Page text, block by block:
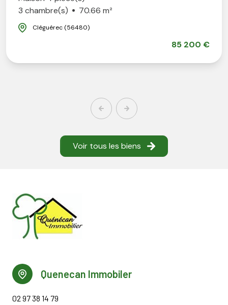
3 chambre(s)
70.66 m²
Cléguérec (56480)
85 200 €
Voir tous les biens
Quenecan Immobiler
02 97 38 14 79